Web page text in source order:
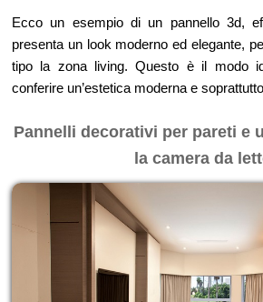
Ecco un esempio di un pannello 3d,
presenta un look moderno ed elegante,
tipo la zona living. Questo è il modo
conferire un’estetica moderna e
Pannelli decorativi per pareti e
la camera da